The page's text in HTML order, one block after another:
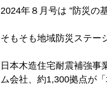
2024年８月号は ”防災の
そもそも地域防災ステー
日本木造住宅耐震補強事
ム会社、約1,300拠点が